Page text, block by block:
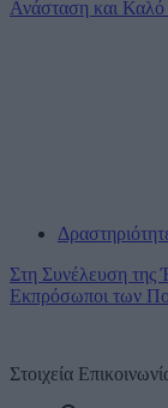
Ανάσταση και
Στη Συνέλευση της
Εκπρόσωποι των
Στοιχεία